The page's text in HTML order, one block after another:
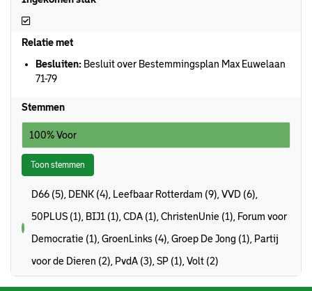
Ingekomen stuk
Relatie met
Besluiten: Besluit over Bestemmingsplan Max Euwelaan
71-79
Stemmen
100% Voor
Toon stemmen
voor
D66 (5), DENK (4), Leefbaar Rotterdam (9), VVD (6),
50PLUS (1), BIJ1 (1), CDA (1), ChristenUnie (1), Forum voor
Democratie (1), GroenLinks (4), Groep De Jong (1), Partij
voor de Dieren (2), PvdA (3), SP (1), Volt (2)